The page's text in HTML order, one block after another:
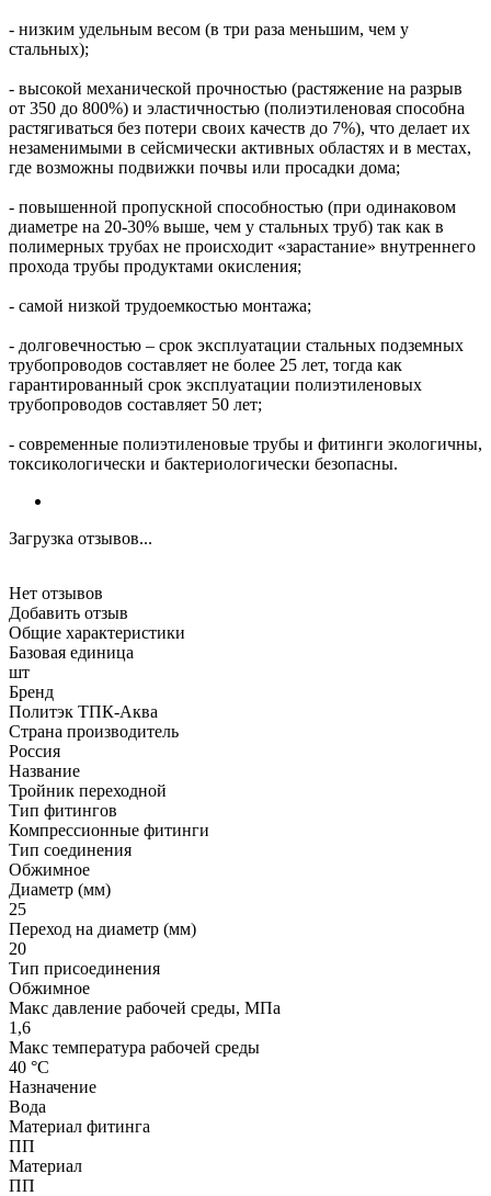
- низким удельным весом (в три раза меньшим, чем у
стальных);
- высокой механической прочностью (растяжение на разрыв
от 350 до 800%) и эластичностью (полиэтиленовая способна
растягиваться без потери своих качеств до 7%), что делает их
незаменимыми в сейсмически активных областях и в местах,
где возможны подвижки почвы или просадки дома;
- повышенной пропускной способностью (при одинаковом
диаметре на 20-30% выше, чем у стальных труб) так как в
полимерных трубах не происходит «зарастание» внутреннего
прохода трубы продуктами окисления;
- самой низкой трудоемкостью монтажа;
- долговечностью – срок эксплуатации стальных подземных
трубопроводов составляет не более 25 лет, тогда как
гарантированный срок эксплуатации полиэтиленовых
трубопроводов составляет 50 лет;
- современные полиэтиленовые трубы и фитинги экологичны,
токсикологически и бактериологически безопасны.
Загрузка отзывов...
Нет отзывов
Добавить отзыв
Общие характеристики
Базовая единица
шт
Бренд
Политэк ТПК-Аква
Страна производитель
Россия
Название
Тройник переходной
Тип фитингов
Компрессионные фитинги
Тип соединения
Обжимное
Диаметр (мм)
25
Переход на диаметр (мм)
20
Тип присоединения
Обжимное
Макс давление рабочей среды, МПа
1,6
Макс температура рабочей среды
40 °С
Назначение
Вода
Материал фитинга
ПП
Материал
ПП